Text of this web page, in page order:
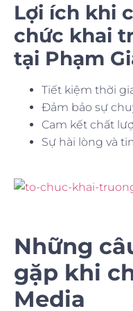
Lợi ích khi
chức khai
tại Phạm
Tiết kiệm thời
Đảm bảo sự
Cam kết chất
Sự hài lòng và
Những
gặp khi
Media